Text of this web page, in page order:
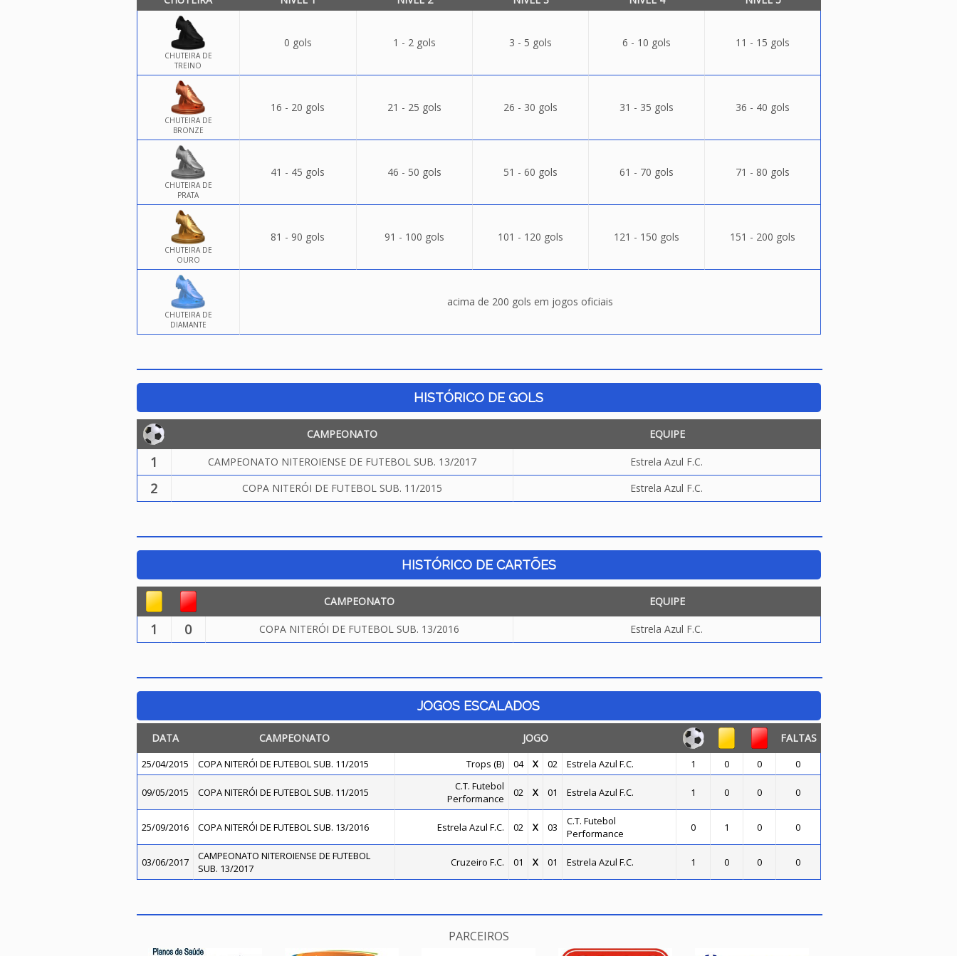
CHUTEIRA DE
TREINO
0 gols 1 - 2 gols 3 - 5 gols 6 - 10 gols 11 - 15 gols
CHUTEIRA DE
BRONZE
16 - 20 gols 21 - 25 gols 26 - 30 gols 31 - 35 gols 36 - 40 gols
CHUTEIRA DE
PRATA
41 - 45 gols 46 - 50 gols 51 - 60 gols 61 - 70 gols 71 - 80 gols
CHUTEIRA DE
OURO
81 - 90 gols 91 - 100 gols 101 - 120 gols 121 - 150 gols 151 - 200 gols
CHUTEIRA DE
DIAMANTE
acima de 200 gols em jogos oficiais
HISTÓRICO DE GOLS
CAMPEONATO EQUIPE
1 CAMPEONATO NITEROIENSE DE FUTEBOL SUB. 13/2017 Estrela Azul F.C.
2 COPA NITERÓI DE FUTEBOL SUB. 11/2015 Estrela Azul F.C.
HISTÓRICO DE CARTÕES
CAMPEONATO EQUIPE
1 0 COPA NITERÓI DE FUTEBOL SUB. 13/2016 Estrela Azul F.C.
JOGOS ESCALADOS
DATA CAMPEONATO JOGO FALTAS
25/04/2015 COPA NITERÓI DE FUTEBOL SUB. 11/2015 Trops (B) 04 X 02 Estrela Azul F.C. 1 0 0 0
09/05/2015 COPA NITERÓI DE FUTEBOL SUB. 11/2015
C.T. Futebol
Performance
02 X 01 Estrela Azul F.C. 1 0 0 0
25/09/2016 COPA NITERÓI DE FUTEBOL SUB. 13/2016 Estrela Azul F.C. 02 X 03
C.T. Futebol
Performance
0 1 0 0
03/06/2017
CAMPEONATO NITEROIENSE DE FUTEBOL
SUB. 13/2017
Cruzeiro F.C. 01 X 01 Estrela Azul F.C. 1 0 0 0
PARCEIROS